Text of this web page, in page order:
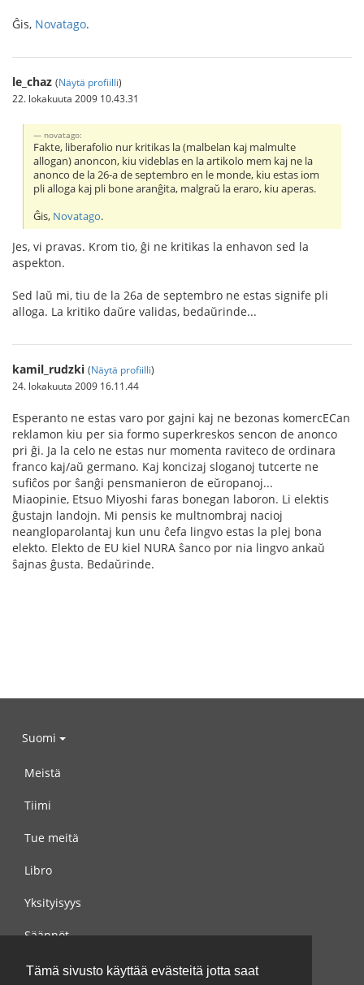
Tämä sivusto käyttää evästeitä jotta saat
Ĝis, Novatago.
le_chaz (Näytä profiilli)
22. lokakuuta 2009 10.43.31
novatago:
Fakte, liberafolio nur kritikas la (malbelan kaj malmulte
allogan) anoncon, kiu videblas en la artikolo mem kaj ne la
anonco de la 26-a de septembro en le monde, kiu estas iom
pli alloga kaj pli bone aranĝita, malgraŭ la eraro, kiu aperas.
Ĝis, Novatago.
Jes, vi pravas. Krom tio, ĝi ne kritikas la enhavon sed la
aspekton.
Sed laŭ mi, tiu de la 26a de septembro ne estas signife pli
alloga. La kritiko daŭre validas, bedaŭrinde...
kamil_rudzki (Näytä profiilli)
24. lokakuuta 2009 16.11.44
Esperanto ne estas varo por gajni kaj ne bezonas komercECan
reklamon kiu per sia formo superkreskos sencon de anonco
pri ĝi. Ja la celo ne estas nur momenta raviteco de ordinara
franco kaj/aŭ germano. Kaj koncizaj sloganoj tutcerte ne
sufiĉos por ŝanĝi pensmanieron de eŭropanoj...
Miaopinie, Etsuo Miyoshi faras bonegan laboron. Li elektis
ĝustajn landojn. Mi pensis ke multnombraj nacioj
neangloparolantaj kun unu ĉefa lingvo estas la plej bona
elekto. Elekto de EU kiel NURA ŝanco por nia lingvo ankaŭ
ŝajnas ĝusta. Bedaŭrinde.
Suomi
Meistä
Tiimi
Tue meitä
Libro
Yksityisyys
Säännöt
Ota yhteyttä meihin